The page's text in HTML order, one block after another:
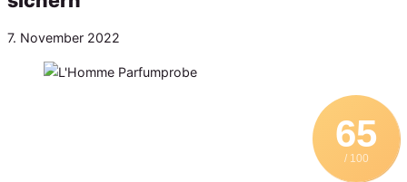
Veröffentlicht
7. November 2022
65
/ 100